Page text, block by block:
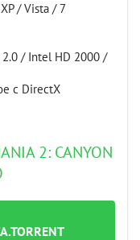
/ Vista / 7
2.0 / Intel HD 2000 /
с DirectX
2: CANYON